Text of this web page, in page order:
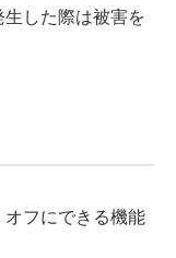
した際は被害を
フにできる機能